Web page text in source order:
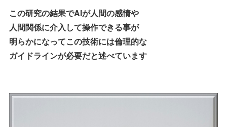
この研究の結果でAIが人間の感情や
人間関係に介入して操作できる事が
明らかになってこの技術には倫理的な
ガイドラインが必要だと述べています